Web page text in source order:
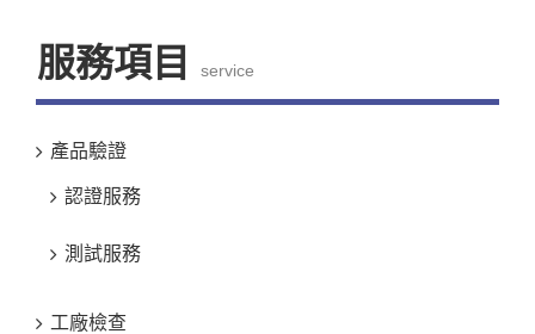
服務項目 service
產品驗證
認證服務
測試服務
工廠檢查